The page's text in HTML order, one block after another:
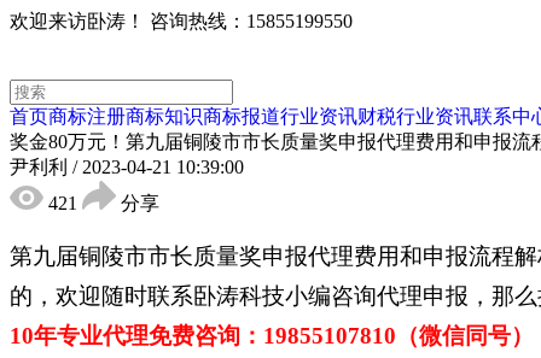
欢迎来访卧涛！ 咨询热线：15855199550
首页商标注册商标知识商标报道行业资讯财税行业资讯联系中
奖金80万元！第九届铜陵市市长质量奖申报代理费用和申报流
尹利利 / 2023-04-21 10:39:00
421
分享
第九届铜陵市市长质量奖申报代理费用和申报流程
的，欢迎随时联系卧涛科技小编咨询代理申报，那
10年专业代理免费咨询：19855107810（微信同号）